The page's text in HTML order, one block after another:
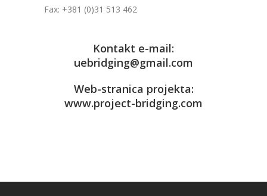
Fax: +381 (0)31 513 462
Kontakt e-mail:
uebridging@gmail.com
Web-stranica projekta:
www.project-bridging.com